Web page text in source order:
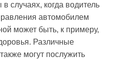
случаях, когда водитель
автомобилем
может быть, к примеру,
Различные
могут послужить